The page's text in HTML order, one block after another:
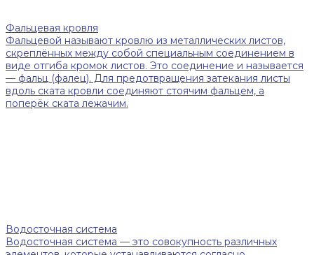
Фальцевая кровля
Фальцевой называют кровлю из металлических листов,
скреплённых между собой специальным соединением в
виде отгиба кромок листов. Это соединение и называется
— фальц (фалец). Для предотвращения затекания листы
вдоль ската кровли соединяют стоячим фальцем, а
поперёк ската лежачим.
Водосточная система
Водосточная система — это совокупность различных